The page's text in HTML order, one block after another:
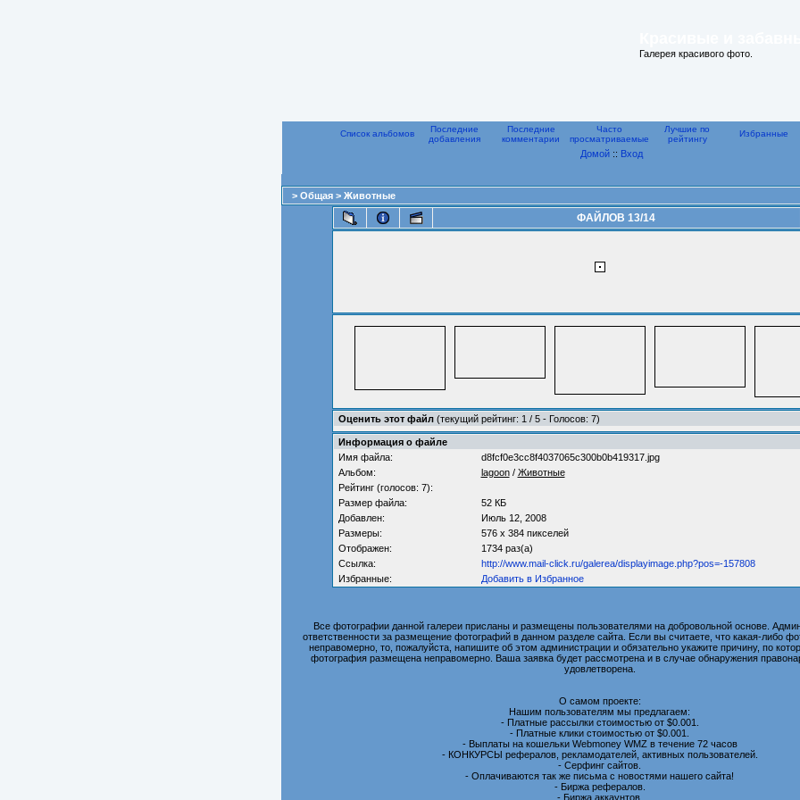
Галерея красивого фото.
Список альбомов
Последние
добавления
Последние
комментарии
Часто
просматриваемые
Лучшие по
рейтингу
Избранные
Домой :: Вход
> Общая > Животные
ФАЙЛОВ 13/14
Оценить этот файл (текущий рейтинг: 1 / 5 - Голосов: 7)
Информация о файле
Имя файла:
d8fcf0e3cc8f4037065c300b0b419317.jpg
Альбом:
lagoon/ Животные
Рейтинг (голосов: 7):
Размер файла:
52 КБ
Добавлен:
Июль 12, 2008
Размеры:
576 x 384 пикселей
Отображен:
1734 раз(а)
Ссылка:
http://www.mail-click.ru/galerea/displayimage.php?pos=-157808
Избранные:
Добавить в Избранное
Все фотографии данной галереи присланы и размещены пользователями на добровольной основе.
ответственности за размещение фотографий в данном разделе сайта. Если вы считаете, что какая-либо
неправомерно, то, пожалуйста, напишите об этом администрации и обязательно укажите причину, по
фотография размещена неправомерно. Ваша заявка будет рассмотрена и в случае обнаружения
удовлетворена.
О самом проекте:
Нашим пользователям мы предлагаем:
- Платные рассылки стоимостью от $0.001.
- Платные клики стоимостью от $0.001.
- Выплаты на кошельки Webmoney WMZ в течение 72 часов
- КОНКУРСЫ рефералов, рекламодателей, активных пользователей.
- Серфинг сайтов.
- Оплачиваются так же письма с новостями нашего сайта!
- Биржа рефералов.
- Биржа аккаунтов.